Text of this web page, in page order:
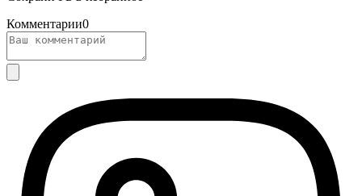
Комментарии0